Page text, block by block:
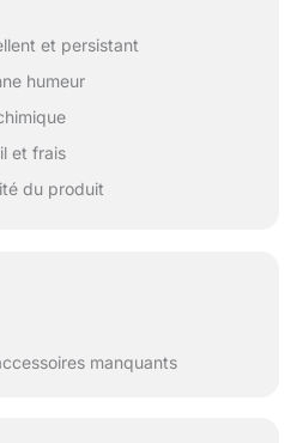
et persistant
humeur
et frais
du produit
manquants